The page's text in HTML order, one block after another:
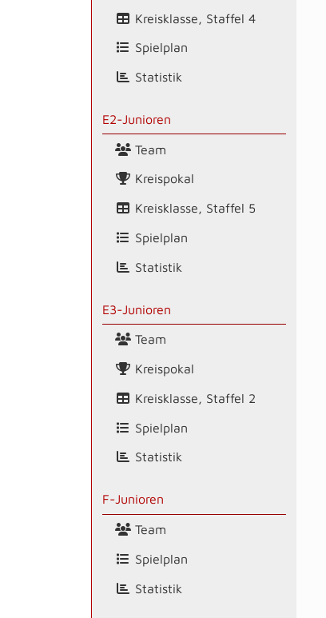
Kreisklasse, Staffel 4
Spielplan
Statistik
E2-Junioren
Team
Kreispokal
Kreisklasse, Staffel 5
Spielplan
Statistik
E3-Junioren
Team
Kreispokal
Kreisklasse, Staffel 2
Spielplan
Statistik
F-Junioren
Team
Spielplan
Statistik